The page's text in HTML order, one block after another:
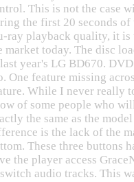
This is not the case
the first 20 seconds
ray playback quality, it is
market today. The disc
year's LG BD670.
One feature missing
While I never really
of some people who
the same as the
is the lack of the
These three buttons
the player access
audio tracks. This